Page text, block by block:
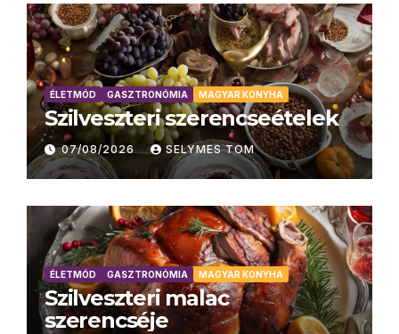
ÉLETMÓD GASZTRONÓMIA MAGYAR KONYHA
Szilveszteri szerencseételek
07/08/2026 SELYMES TOM
ÉLETMÓD GASZTRONÓMIA MAGYAR KONYHA
Szilveszteri malac
szerencséje